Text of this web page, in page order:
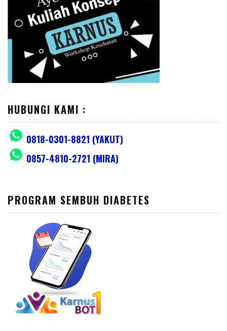
HUBUNGI KAMI :
0818-0301-8821 (YAKUT)
0857-4810-2721 (MIRA)
PROGRAM SEMBUH DIABETES